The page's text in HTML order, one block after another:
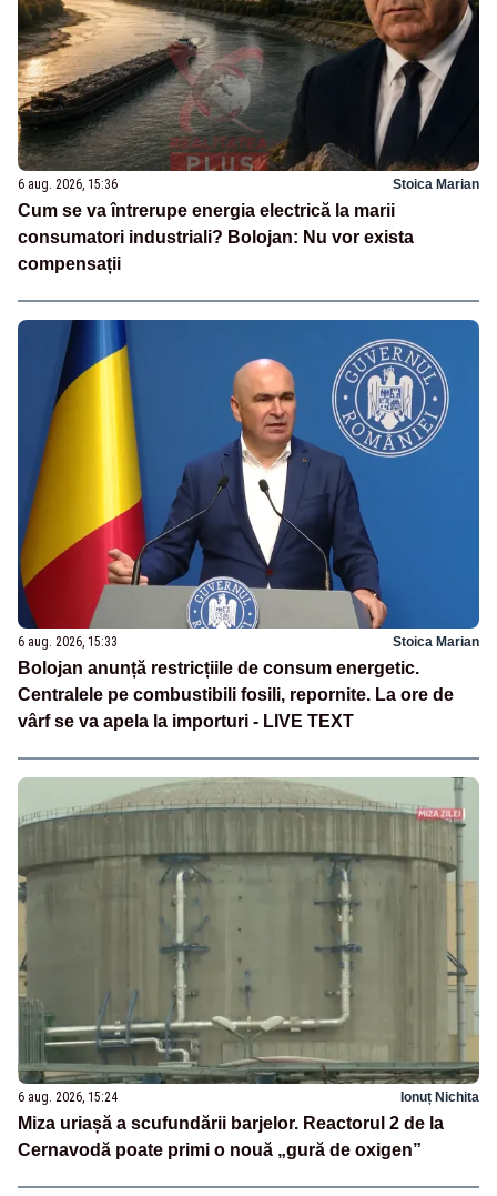
6 aug. 2026, 15:36 Stoica Marian
Cum se va întrerupe energia electrică la marii
consumatori industriali? Bolojan: Nu vor exista
compensații
6 aug. 2026, 15:33 Stoica Marian
Bolojan anunță restricțiile de consum energetic.
Centralele pe combustibili fosili, repornite. La ore de
vârf se va apela la importuri - LIVE TEXT
6 aug. 2026, 15:24 Ionuț Nichita
Miza uriașă a scufundării barjelor. Reactorul 2 de la
Cernavodă poate primi o nouă „gură de oxigen”